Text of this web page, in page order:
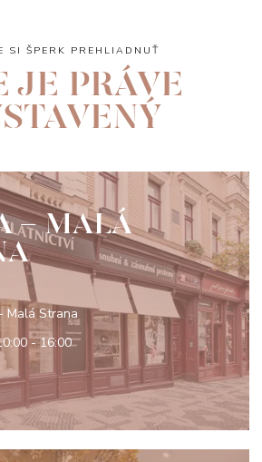
SI ŠPERK PREHLIADNUŤ
JE PRÁVE
- MALÁ
Malá Strana
- 16:00